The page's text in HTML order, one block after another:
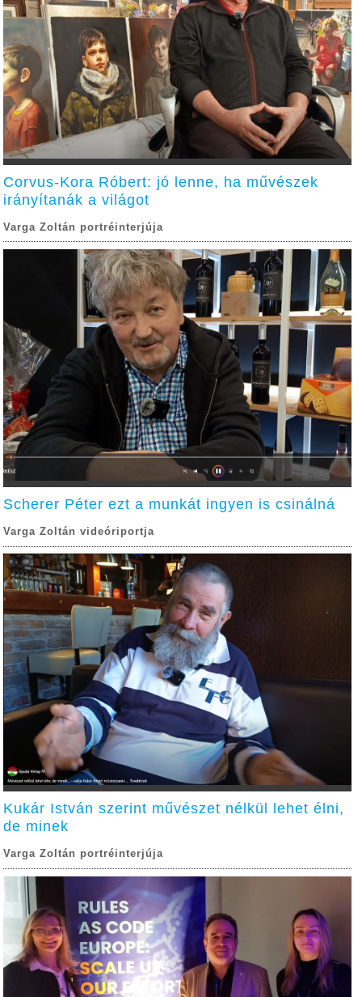
Corvus-Kora Róbert: jó lenne, ha művészek
irányítanák a világot
Varga Zoltán portréinterjúja
Scherer Péter ezt a munkát ingyen is csinálná
Varga Zoltán videóriportja
Kukár István szerint művészet nélkül lehet élni,
de minek
Varga Zoltán portréinterjúja